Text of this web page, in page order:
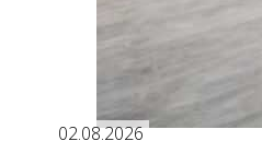
02.08.2026